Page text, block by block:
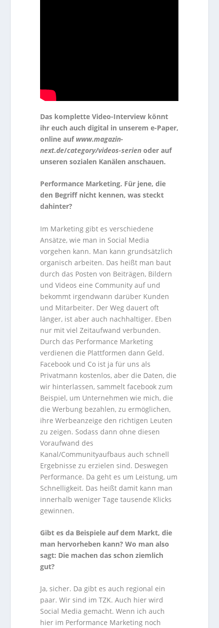
Das komplette Video-Interview könnt
ihr euch auch digital in unserem e-Paper,
online auf www.magazin-
next.de/category/videos-serien oder auf
unseren sozialen Kanälen anschauen.
Performance Marketing. Für jene, die
den Begriff nicht kennen, was steckt
dahinter?
Im Marketing gibt es verschiedene
Ansätze, wie man in Social Media
vorgehen kann. Man kann grundsätzlich
organisch arbeiten. Das heißt man baut
durch das Posten von Beiträgen, Bildern
und Videos eine Community auf und
bekommt irgendwann darüber Kunden
und Mitarbeiter. Der Weg dauert oft
länger, ist aber auch nachhaltiger. Eben
nur mit viel Zeitaufwand verbunden.
Durch das Performance Marketing
verdienen die Plattformen dann Geld.
Facebook und Co ist ja für uns als
Privatmann kostenlos, aber die Daten, die
wir hinterlassen, sammelt facebook zum
Beispiel, um Unternehmen wie mich, die
die Werbung bezahlen, zu ermöglichen,
ihre Werbeanzeige den richtigen Leuten
zu zeigen. Sodass dann ohne diesen
Voraufwand des
Kanal/Communityaufbaus auch schnell
Ergebnisse zu erzielen sind. Deswegen
Performance. Da geht es um Leistung, um
Schnelligkeit. Das heißt damit kann man
innerhalb weniger Tage tausende Klicks
gewinnen.
Gibt es da Beispiele auf dem Markt, die
man hervorheben kann? Wo man also
sagt: Die machen das schon ziemlich
gut?
Ja, sicher. Da gibt es auch regional ein
paar. Wir sind im TZK. Auch hier wird
Social Media gemacht. Wenn ich auch
hier im Performance Marketing noch